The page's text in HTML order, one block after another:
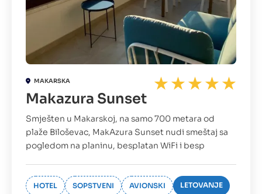
MAKARSKA
Makazura Sunset
Smješten u Makarskoj, na samo 700 metara od
plaže Biloševac, MakAzura Sunset nudi smeštaj sa
pogledom na planinu, besplatan WiFi i besp
HOTEL SOPSTVENI AVIONSKI LETOVANJE